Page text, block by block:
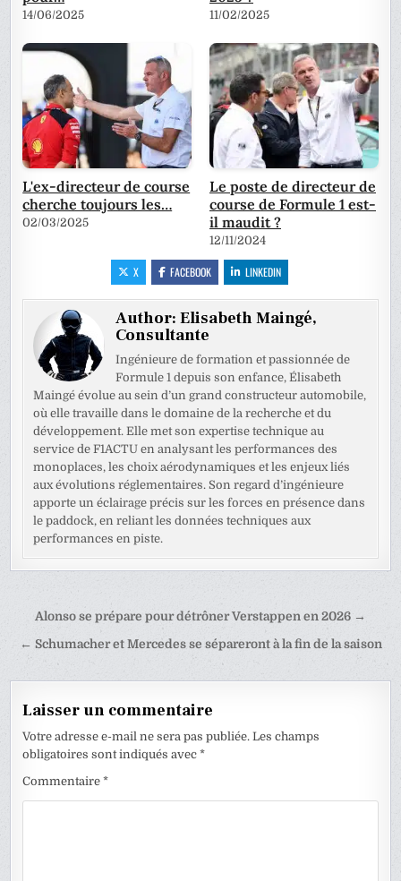
14/06/2025 11/02/2025
L'ex-directeur de course
cherche toujours les…
02/03/2025
Le poste de directeur de
course de Formule 1 est-
il maudit ?
12/11/2024
X FACEBOOK LINKEDIN
Author:Elisabeth Maingé,
Consultante
Ingénieure de formation et passionnée de
Formule 1 depuis son enfance, Élisabeth
Maingé évolue au sein d’un grand constructeur automobile,
où elle travaille dans le domaine de la recherche et du
développement. Elle met son expertise technique au
service de F1ACTU en analysant les performances des
monoplaces, les choix aérodynamiques et les enjeux liés
aux évolutions réglementaires. Son regard d’ingénieure
apporte un éclairage précis sur les forces en présence dans
le paddock, en reliant les données techniques aux
performances en piste.
Navigation
de
Alonso se prépare pour détrôner Verstappen en 2026 →
← Schumacher et Mercedes se sépareront à la fin de la saison
Laisser un commentaire
Votre adresse e-mail ne sera pas publiée. Les champs
obligatoires sont indiqués avec*
Commentaire*